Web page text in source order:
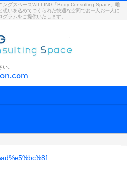
ングスペースWILLING「Body Consulting Space」唯
いを込めてつくられた快適な空間でお一人お一人に
ラムをご提供いたします。
。